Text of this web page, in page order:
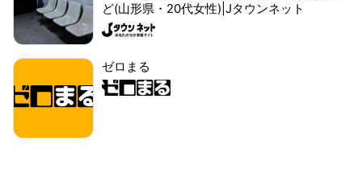
ど(山形県・20代女性)|Jタウンネット
ゼロまる